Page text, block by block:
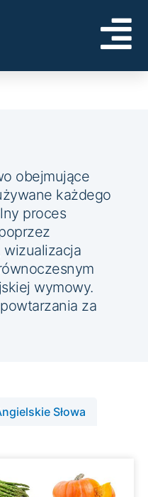
obejmujące
każdego
proces
wizualizacja
wymowy.
za
Słowa